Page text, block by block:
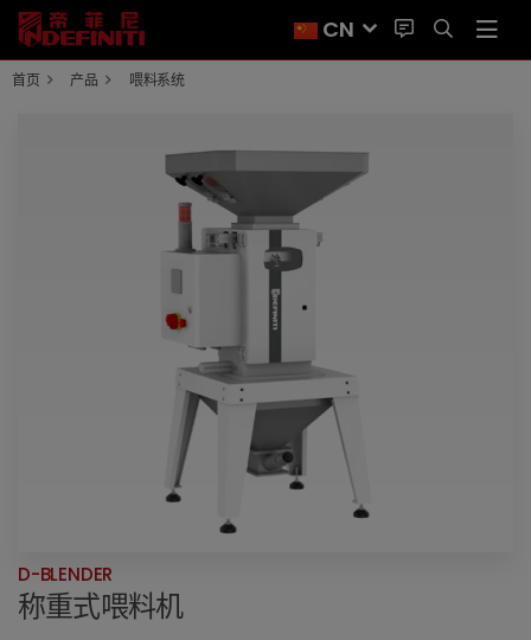
CN
首页 产品 喂料系统
D-BLENDER
称重式喂料机